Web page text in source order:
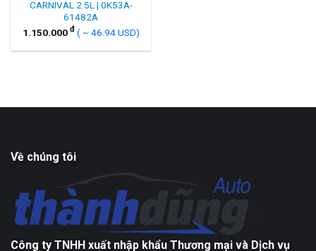
CARNIVAL 2.5L | 0K53A-
61482A
1.150.000 đ ( ~ 46.94 USD)
Về chúng tôi
Công ty TNHH xuất nhập khẩu Thương mại và Dịch vụ